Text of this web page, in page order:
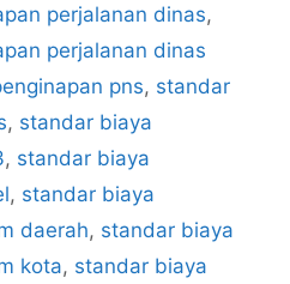
perjalanan dinas,
perjalanan dinas
pns, standar
, standar biaya
, standar biaya
, standar biaya
daerah, standar biaya
kota, standar biaya